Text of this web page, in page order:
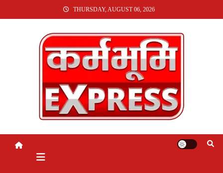
TO
THURSDAY, AUGUST 06, 2026
KARMABHUMI EXPRESS